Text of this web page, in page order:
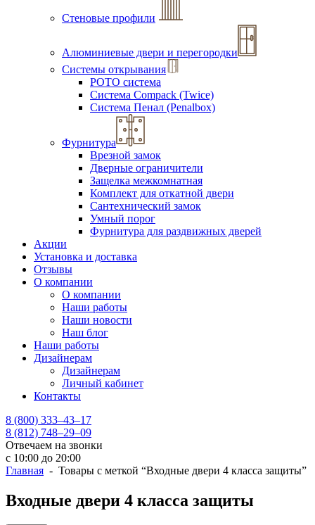
Стеновые профили
Алюминиевые двери и перегородки
Системы открывания
РОТО система
Система Compack (Twice)
Система Пенал (Penalbox)
Фурнитура
Врезной замок
Дверные ограничители
Защелка межкомнатная
Комплект для откатной двери
Сантехнический замок
Умный порог
Фурнитура для раздвижных дверей
Акции
Установка и доставка
Отзывы
О компании
О компании
Наши работы
Наши новости
Наш блог
Наши работы
Дизайнерам
Дизайнерам
Личный кабинет
Контакты
8 (800) 333–43–17
8 (812) 748–29–09
Отвечаем на звонки
с 10:00 до 20:00
Главная - Товары с меткой “Входные двери 4 класса защиты”
Входные двери 4 класса защиты